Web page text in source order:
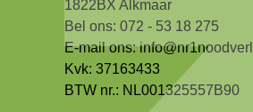
1822BX Alkmaar
Bel ons: 072 - 53 18 275
E-mail ons:
Kvk: 37163433
BTW nr.: NL001325557B90